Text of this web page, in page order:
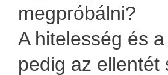
megpróbálni?
A hitelesség és
pedig az ellentét